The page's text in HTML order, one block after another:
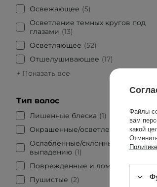
Освежающее
5
Осветление темных кругов под
глазами
13
Осветляющее
52
Отшелушивающее
17
+ Показать все
Тип волос
Лишенные блеска
1
Окрашенные/осветленные
2
Ослабленные/склонны к
выпадению 1
Поврежденные и ломкие
4
Пушистые
2
Файлы
вам
какой